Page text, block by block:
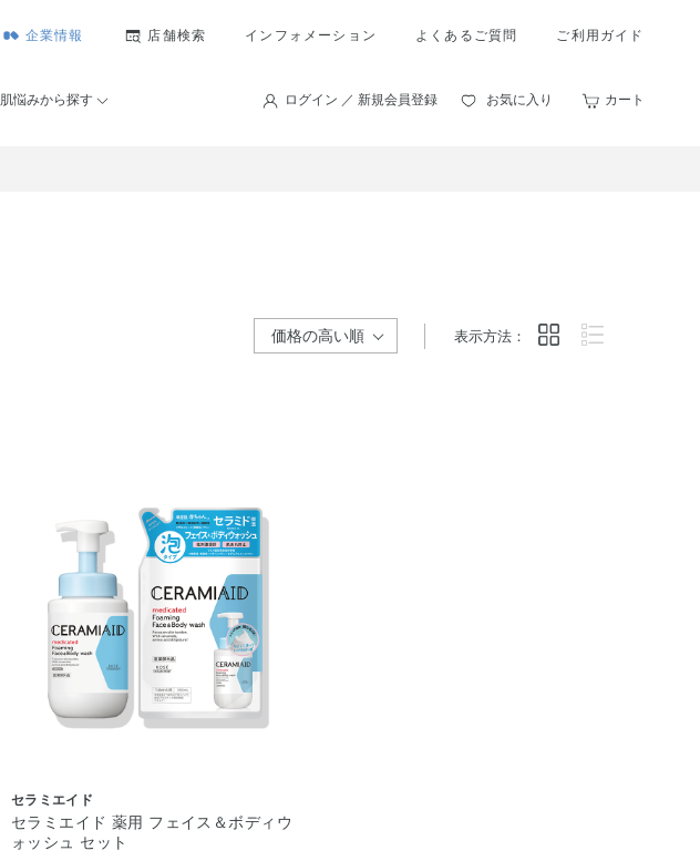
企業情報 店舗検索 インフォメーション よくあるご質問 ご利用ガイド
肌悩みから探す ログイン ／ 新規会員登録 お気に入り カート
表示方法：
セラミエイド
セラミエイド 薬用 フェイス＆ボディウ
ォッシュ セット